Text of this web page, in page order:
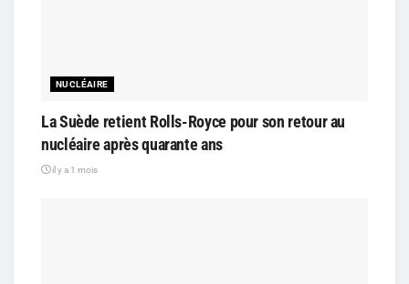
NUCLÉAIRE
La Suède retient Rolls-Royce pour son retour au
nucléaire après quarante ans
il y a 1 mois